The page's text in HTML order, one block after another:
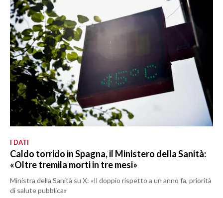
I DATI
Caldo torrido in Spagna, il Ministero della Sanità:
«Oltre tremila morti in tre mesi»
Ministra della Sanità su X: «Il doppio rispetto a un anno fa, priorità
di salute pubblica»